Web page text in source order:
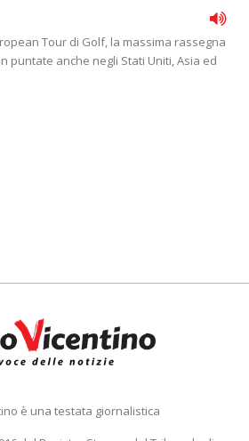
Tour di Golf, la massima rassegna
puntate anche negli Stati Uniti, Asia ed
è una testata giornalistica